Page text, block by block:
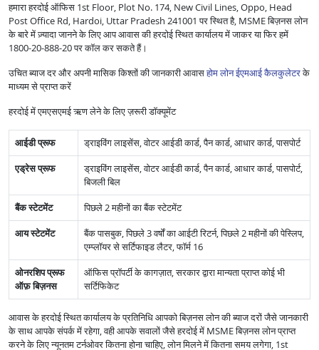
हमारा हरदोई ऑफिस 1st Floor, Plot No. 174, New Civil Lines, Oppo, Head
Post Office Rd, Hardoi, Uttar Pradesh 241001 पर स्थित है, MSME बिज़नस लोन
के बारे में ज़्यादा जानने के लिए आप आवास की हरदोई स्थित कार्यालय में जाकर या फिर हमें
1800-20-888-20 पर कॉल कर सकते हैं।
उचित ब्याज दर और अपनी मासिक किश्तों की जानकारी आवासहोम लोन ईएमआई कैलकुलेटरके
माध्यम से प्राप्त करें
हरदोई में एमएसएमई ऋण लेने के लिए ज़रूरी डॉक्यूमेंट
आईडी प्रूफ
ड्राइविंग लाइसेंस, वोटर आईडी कार्ड, पैन कार्ड, आधार कार्ड, पासपोर्ट
एड्रेस प्रूफ
ड्राइविंग लाइसेंस, वोटर आईडी कार्ड, पैन कार्ड, आधार कार्ड, पासपोर्ट,
बिजली बिल
बैंक स्टेटमेंट
पिछले 2 महीनों का बैंक स्टेटमेंट
आय स्टेटमेंट
बैंक पासबुक, पिछले 3 वर्षों का आईटी रिटर्न, पिछले 2 महीनों की पेस्लिप,
एम्प्लॉयर से सर्टिफाइड लैटर, फॉर्म 16
ओनरशिप प्रूफ
ऑफ़ बिज़नस
ऑफिस प्रॉपर्टी के कागज़ात, सरकार द्वारा मान्यता प्राप्त कोई भी
सर्टिफिकेट
आवास के हरदोई स्थित कार्यालय के प्रतिनिधि आपको बिज़नस लोन की ब्याज दरों जैसे जानकारी
के साथ आपके संपर्क में रहेगा, वही आपके सवालों जैसे हरदोई में MSME बिज़नस लोन प्राप्त
करने के लिए न्यूनतम टर्नओवर कितना होना चाहिए, लोन मिलने में कितना समय लगेगा, 1st